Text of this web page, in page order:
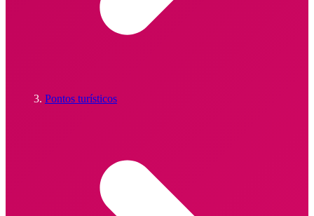
Pontos turísticos